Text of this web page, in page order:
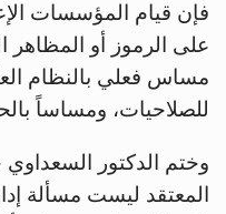
فإن قيام المؤسسات
على الرموز أو المظاهر
مساس فعلي بالنظام
للصلاحيات، ومساساً
وختم الدكتور السعداوي
المعتقد ليست مسألة